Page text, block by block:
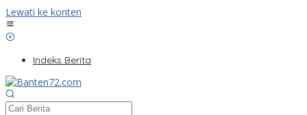
Lewati ke konten
Indeks Berita